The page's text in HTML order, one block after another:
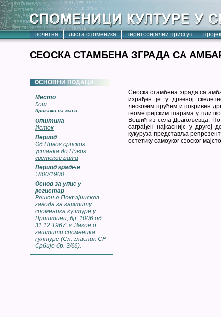
почетна листа споменика територијални приступ
СЕОСКА СТАМБЕНА ЗГРАДА СА
ОСНОВНИ ПОДАЦИ
Место
Кош
Прикажи на мапи
Општина
Исток
Период
Од Првог српског
устанка до Првог
светског рата
Период градње
1800/1900
Основ за упис у
регистар
Решење Покрајинског
завода за заштиту
споменика културе у
Приштини, бр. 1006 од
31.12.1967. г. Закон о
заштити споменика
културе (Сл. гласник СР
Србије бр. 3/66).
Сеоска стамбена зграда са
израђен је у дрвеној
лесковим прућем и покривен
геометријским шарама у
Вошић из села Драгољевца. По
саграђен најкасније у
кукуруза представља
естетику самоуког сеоског